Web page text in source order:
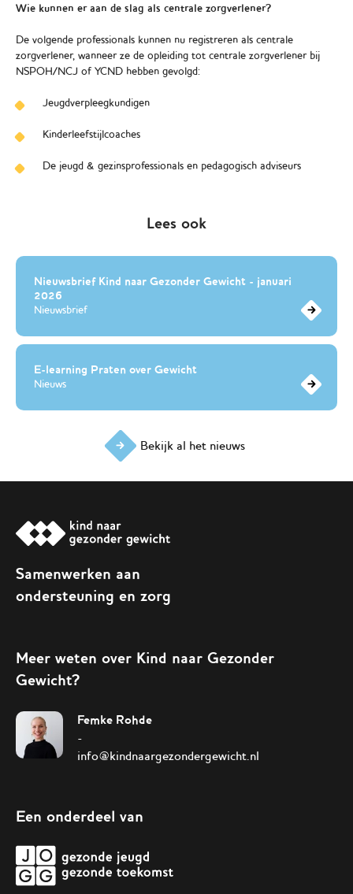
Wie kunnen er aan de slag als centrale zorgverlener?
De volgende professionals kunnen nu registreren als centrale
zorgverlener, wanneer ze de opleiding tot centrale zorgverlener bij
NSPOH/NCJ of YCND hebben gevolgd:
Jeugdverpleegkundigen
Kinderleefstijlcoaches
De jeugd & gezinsprofessionals en pedagogisch adviseurs
Lees ook
Nieuwsbrief Kind naar Gezonder Gewicht - januari
2026
Nieuwsbrief
E-learning Praten over Gewicht
Nieuws
Bekijk al het nieuws
Samenwerken aan
ondersteuning en zorg
Meer weten over Kind naar Gezonder
Gewicht?
Femke Rohde
-
info@kindnaargezondergewicht.nl
Een onderdeel van